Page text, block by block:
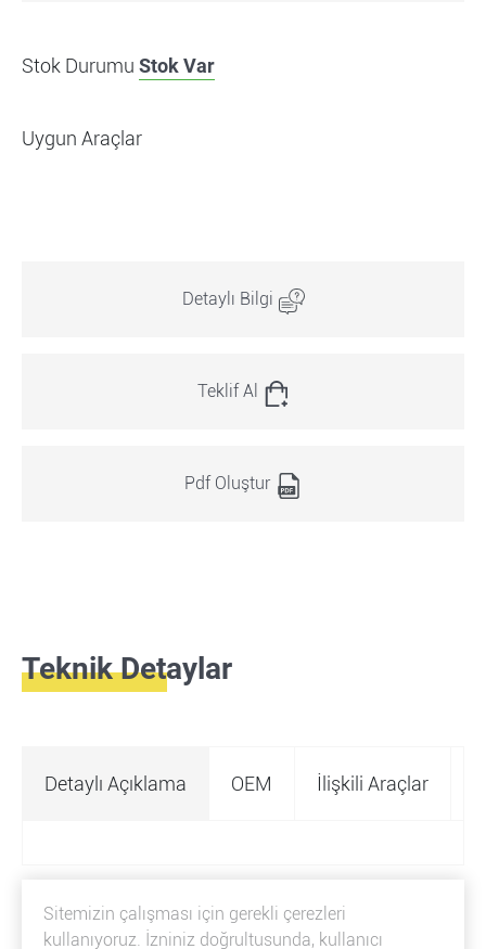
Stok Durumu Stok Var
Uygun Araçlar
Detaylı Bilgi
Teklif Al
Pdf Oluştur
Teknik Detaylar
Detaylı Açıklama OEM İlişkili Araçlar
Sitemizin çalışması için gerekli çerezleri
kullanıyoruz. İzniniz doğrultusunda, kullanıcı